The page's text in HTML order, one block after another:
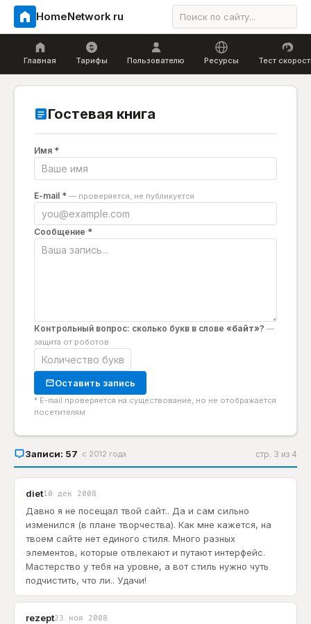
HomeNetwork.ru
Главная Тарифы Пользователю Ресурсы Тест
Гостевая книга
Имя *
E-mail * — проверяется, не публикуется
Сообщение *
Контрольный вопрос: сколько букв в слове «байт»? —
защита от роботов
Оставить запись
* E-mail проверяется на существование, но не отображается
посетителям
Записи: 57 с 2012 года стр. 3 из 4
diet10 дек 2008
Давно я не посещал твой сайт.. Да и сам сильно
изменился (в плане творчества). Как мне кажется, на
твоем сайте нет единого стиля. Много разных
элементов, которые отвлекают и путают интерфейс.
Мастерство у тебя на уровне, а вот стиль нужно чуть
подчистить, что ли.. Удачи!
rezept23 ноя 2008